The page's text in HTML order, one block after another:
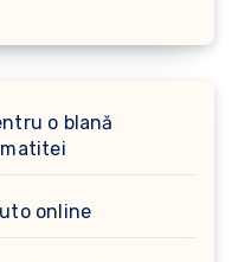
o blană
online